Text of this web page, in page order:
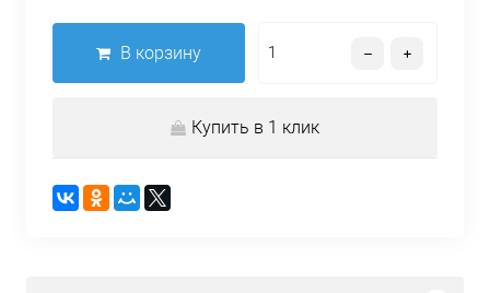
В корзину
Купить в 1 клик